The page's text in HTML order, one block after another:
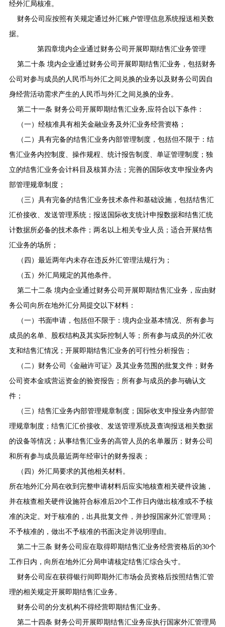
经外汇局核准。
财务公司应按照有关规定通过外汇账户管理信息系统报送相关数
据。
第四章境内企业通过财务公司开展即期结售汇业务管理
第二十条 境内企业通过财务公司开展即期结售汇业务，包括财务
公司对参与成员的人民币与外汇之间兑换的业务以及财务公司因自
身经营活动需求产生的人民币与外汇之间兑换的业务。
第二十一条 财务公司开展即期结售汇业务 应符合以下条件：
（一）经核准具有相关金融业务及外汇业务经营资格；
（二）具有完备的结售汇业务内部管理制度，包括但不限于：结
售汇业务内控制度、操作规程、统计报告制度、单证管理制度；独
立的结售汇业务会计科目及核算办法；完善的国际收支申报业务内
部管理规章制度；
（三）具有完备的结售汇业务技术条件和基础设施，包括结售汇
汇价接收、发送管理系统；报送国际收支统计申报数据和结售汇统
计数据所必备的技术条件；两名以上相关专业人员；适合开展结售
汇业务的场所；
（四）最近两年内未存在违反外汇管理法规行为；
（五）外汇局规定的其他条件。
第二十二条 境内企业通过财务公司开展即期结售汇业务，应由财
务公司向所在地外汇分局提交以下材料：
（一）书面申请，包括但不限于：境内企业基本情况、所有参与
成员的名单、股权结构及其实际控制人等；所有参与成员的外汇收
支和结售汇情况；开展即期结售汇业务的可行性分析报告；
（二）财务公司《金融许可证》及其业务范围的批复文件；财务
公司资本金或营运资金的验资报告；所有参与成员的参与确认文
件；
（三）结售汇业务内部管理规章制度；国际收支申报业务内部管
理规章制度；结售汇汇价接收、发送管理系统及查询报送相关数据
的设备等情况；从事结售汇业务的高管人员的名单履历；财务公司
和所有参与成员最近两年经审计的财务报表；
（四）外汇局要求的其他相关材料。
所在地外汇分局在收到完整申请材料后应实地核查相关硬件设施，
并在核查相关硬件设施符合标准后20个工作日内做出核准或不予核
准的决定。对于核准的，出具批复文件，并抄报国家外汇管理局；
不予核准的，做出不予核准的书面决定并说明理由。
第二十三条 财务公司应在取得即期结售汇业务经营资格后的30个
工作日内，向所在地外汇分局申请核定结售汇综合头寸。
财务公司应在获得银行间即期外汇市场会员资格后按照结售汇管
理的相关规定开展即期结售汇业务。
财务公司的分支机构不得经营即期结售汇业务。
第二十四条 财务公司开展即期结售汇业务应执行国家外汇管理局